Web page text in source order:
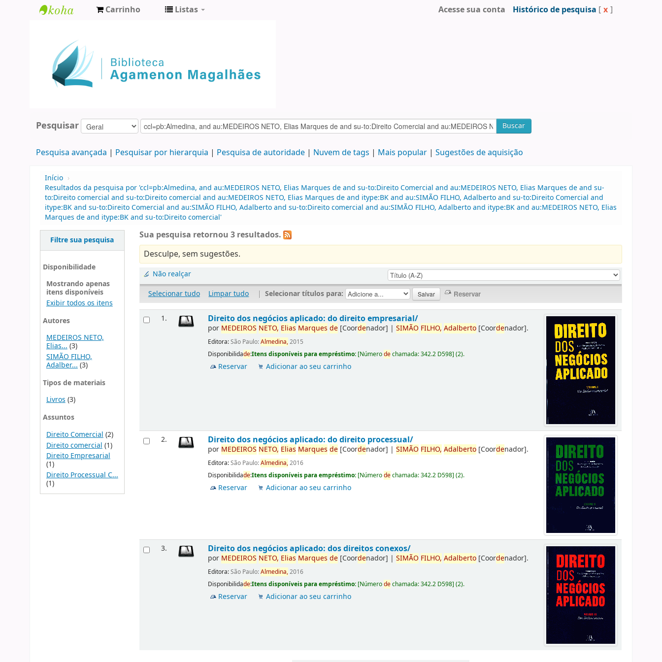
Agamenon
Magalhães
Carrinho Listas Acesse sua conta Histórico de pesquisa [ x ]
Pesquisar Buscar
Pesquisa avançada Pesquisar por hierarquia Pesquisa de autoridade Nuvem de tags Mais popular Sugestões de aquisição
Início ›
Resultados da pesquisa por 'ccl=pb:Almedina, and au:MEDEIROS NETO, Elias Marques de and su-to:Direito Comercial and au:MEDEIROS NETO, Elias Marques de and su-
to:Direito comercial and su-to:Direito comercial and au:MEDEIROS NETO, Elias Marques de and itype:BK and au:SIMÃO FILHO, Adalberto and su-to:Direito Comercial and
itype:BK and su-to:Direito Comercial and au:SIMÃO FILHO, Adalberto and su-to:Direito comercial and au:SIMÃO FILHO, Adalberto and itype:BK and au:MEDEIROS NETO, Elias
Marques de and itype:BK and su-to:Direito comercial'
Filtre sua pesquisa
Disponibilidade
Mostrando apenas
itens disponíveis
Exibir todos os itens
Autores
MEDEIROS NETO,
Elias...(3)
SIMÃO FILHO,
Adalber... (3)
Tipos de materiais
Livros(3)
Assuntos
Direito Comercial (2)
Direito comercial (1)
Direito Empresarial
(1)
Direito Processual C...
(1)
Sua pesquisa retornou 3 resultados.
Desculpe, sem sugestões.
Não realçar
Selecionar tudo
Limpar tudo | Selecionar títulos para:
1. Direito dos negócios aplicado: do direito empresarial/
por MEDEIROS NETO, Elias Marques de [Coordenador] |SIMÃO FILHO, Adalberto [Coordenador].
Editora:São Paulo:Almedina,2015
Disponibilidade:Itens disponíveis para empréstimo: [Númerodechamada:342.2 D598](2).
Reservar Adicionar ao seu carrinho
2. Direito dos negócios aplicado: do direito processual/
por MEDEIROS NETO, Elias Marques de [Coordenador] |SIMÃO FILHO, Adalberto [Coordenador].
Editora:São Paulo:Almedina,2016
Disponibilidade:Itens disponíveis para empréstimo: [Númerodechamada:342.2 D598](2).
Reservar Adicionar ao seu carrinho
3. Direito dos negócios aplicado: dos direitos conexos/
por MEDEIROS NETO, Elias Marques de [Coordenador] |SIMÃO FILHO, Adalberto [Coordenador].
Editora:São Paulo:Almedina,2016
Disponibilidade:Itens disponíveis para empréstimo: [Númerodechamada:342.2 D598](2).
Reservar Adicionar ao seu carrinho